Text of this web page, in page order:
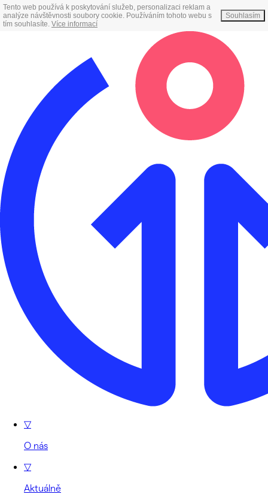
Tento web používá k poskytování služeb, personalizaci reklam a
analýze návštěvnosti soubory cookie. Používáním tohoto webu s
tím souhlasíte. Více informací
Souhlasím
▽
O nás
▽
Aktuálně